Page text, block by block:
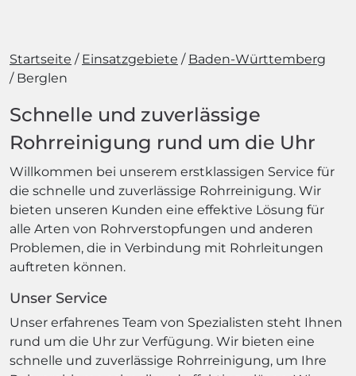
Startseite Einsatzgebiete
Baden-Württemberg
Berglen
Schnelle und zuverlässige
Rohrreinigung rund um die Uhr
Willkommen bei unserem erstklassigen Service für
die schnelle und zuverlässige Rohrreinigung. Wir
bieten unseren Kunden eine effektive Lösung für
alle Arten von Rohrverstopfungen und anderen
Problemen, die in Verbindung mit Rohrleitungen
auftreten können.
Unser Service
Unser erfahrenes Team von Spezialisten steht Ihnen
rund um die Uhr zur Verfügung. Wir bieten eine
schnelle und zuverlässige Rohrreinigung, um Ihre